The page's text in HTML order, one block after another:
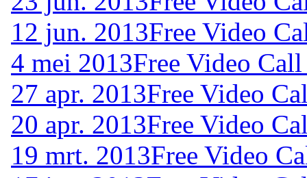
12 jun. 2013Free Video
4 mei 2013Free Video
27 apr. 2013Free Video
20 apr. 2013Free Video
19 mrt. 2013Free Video